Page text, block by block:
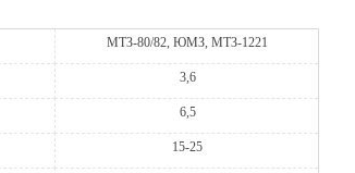
МТЗ-80/82, ЮМЗ, МТЗ-1221
3,6
6,5
15-25